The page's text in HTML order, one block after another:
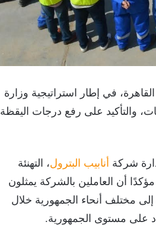
في إطار استراتيجية وزارة
والتأكيد على رفع درجات اليقظة
شركة أنابيب البترول، التهنئة
أن العاملين بالشركة يمثلون
مختلف أنحاء الجمهورية خلال
على مستوى الجمهورية.